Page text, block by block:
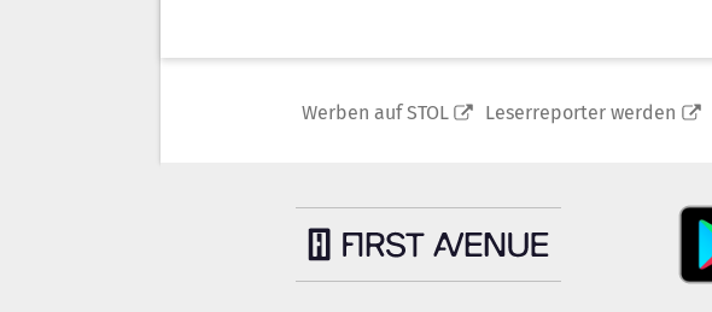
Werben auf STOL Leserreporter werden